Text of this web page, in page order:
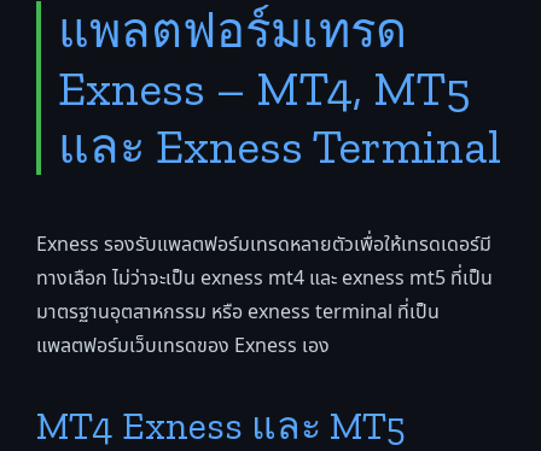
แพลตฟอร์มเทรด
Exness – MT4, MT5
และ Exness Terminal
Exness รองรับแพลตฟอร์มเทรดหลายตัวเพื่อให้เทรดเดอร์มี
ทางเลือก ไม่ว่าจะเป็น exness mt4 และ exness mt5 ที่เป็น
มาตรฐานอุตสาหกรรม หรือ exness terminal ที่เป็น
แพลตฟอร์มเว็บเทรดของ Exness เอง
MT4 Exness และ MT5